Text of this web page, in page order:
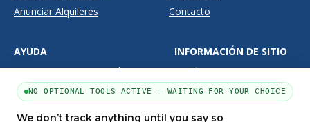
Anunciar Alquileres
Contacto
AYUDA
Herramientas para Mudanzas
Preguntas Frequentes
INFORMACIÓN DE SITIO
Condiciones
Privacidad
NO OPTIONAL TOOLS ACTIVE — WAITING FOR YOUR CHOICE
We don’t track anything until you say so